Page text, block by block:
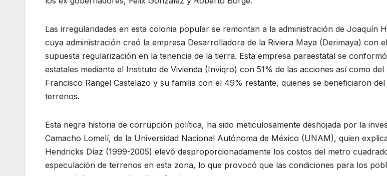
Las irregularidades en esta colonia popular se remontan a la administración de Joaquín
cuya administración creó la empresa Desarrolladora de la Riviera Maya (Derimaya) con
supuesta regularización en la tenencia de la tierra. Esta empresa paraestatal se
estatales mediante el Instituto de Vivienda (Inviqro) con 51% de las acciones así como
Francisco Rangel Castelazo y su familia con el 49% restante, quienes se beneficiaron
terrenos.
Esta negra historia de corrupción política, ha sido meticulosamente deshojada por la
Camacho Lomelí, de la Universidad Nacional Autónoma de México (UNAM), quien
Hendricks Díaz (1999-2005) elevó desproporcionadamente los costos del metro
especulación de terrenos en esta zona, lo que provocó que las condiciones para los